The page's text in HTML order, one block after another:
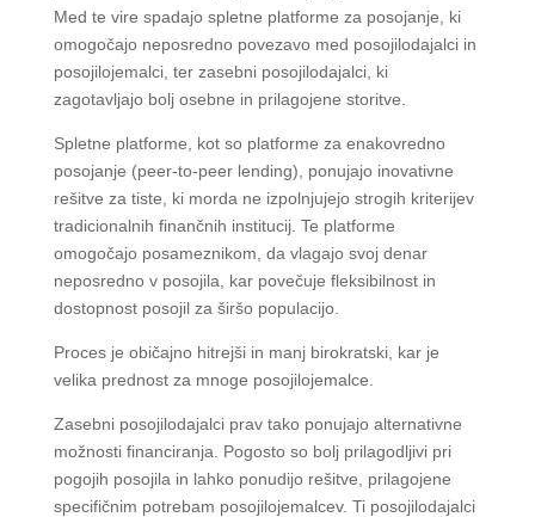
Med te vire spadajo spletne platforme za posojanje, ki
omogočajo neposredno povezavo med posojilodajalci in
posojilojemalci, ter zasebni posojilodajalci, ki
zagotavljajo bolj osebne in prilagojene storitve.
Spletne platforme, kot so platforme za enakovredno
posojanje (peer-to-peer lending), ponujajo inovativne
rešitve za tiste, ki morda ne izpolnjujejo strogih kriterijev
tradicionalnih finančnih institucij. Te platforme
omogočajo posameznikom, da vlagajo svoj denar
neposredno v posojila, kar povečuje fleksibilnost in
dostopnost posojil za širšo populacijo.
Proces je običajno hitrejši in manj birokratski, kar je
velika prednost za mnoge posojilojemalce.
Zasebni posojilodajalci prav tako ponujajo alternativne
možnosti financiranja. Pogosto so bolj prilagodljivi pri
pogojih posojila in lahko ponudijo rešitve, prilagojene
specifičnim potrebam posojilojemalcev. Ti posojilodajalci